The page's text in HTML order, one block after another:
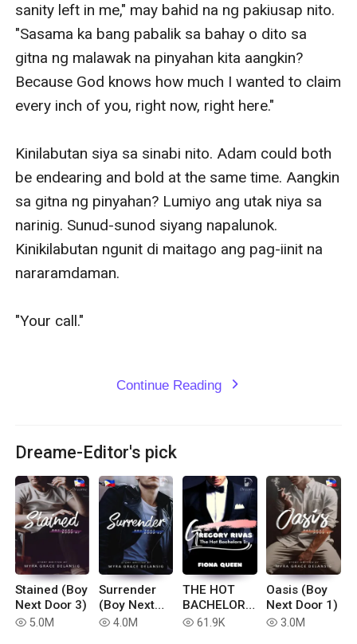
sanity left in me," may bahid na ng pakiusap nito.
"Sasama ka bang pabalik sa bahay o dito sa
gitna ng malawak na pinyahan kita aangkin?
Because God knows how much I wanted to claim
every inch of you, right now, right here."
Kinilabutan siya sa sinabi nito. Adam could both
be endearing and bold at the same time. Aangkin
sa gitna ng pinyahan? Lumiyo ang utak niya sa
narinig. Sunud-sunod siyang napalunok.
Kinikilabutan ngunit di maitago ang pag-iinit na
nararamdaman.
"Your call."
Continue Reading expand_more
Dreame-Editor's pick
Stained (Boy
Next Door 3)
read 5.0M
Surrender
(Boy Next
Door 2)
read 4.0M
THE HOT
BACHELORS
1: Gregory
read 61.9K
Oasis (Boy
Next Door 1)
read 3.0M